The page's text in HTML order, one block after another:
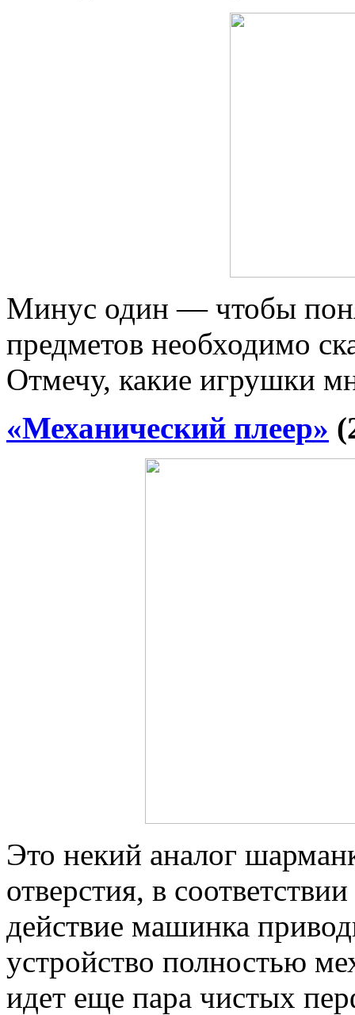
Минус один — чтобы
предметов необходимо
Отмечу, какие игрушки
«Механический плеер»
Это некий аналог
отверстия, в
действие машинка
устройство полностью
идет еще пара чистых